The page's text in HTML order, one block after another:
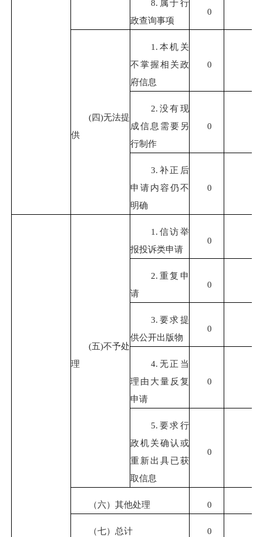
8.属于行
政查询事项
0
(四)无法提
供
1.本机关
不掌握相关政
府信息
0
2.没有现
成信息需要另
行制作
0
3.补正后
申请内容仍不
明确
0
(五)不予处
理
1.信访举
报投诉类申请
0
2.重复申
请
0
3.要求提
供公开出版物
0
4.无正当
理由大量反复
申请
0
5.要求行
政机关确认或
重新出具已获
取信息
0
（六）其他处理 0
（七）总计 0